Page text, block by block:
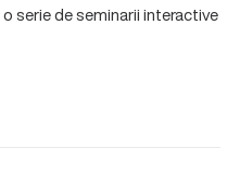
serie de seminarii interactive